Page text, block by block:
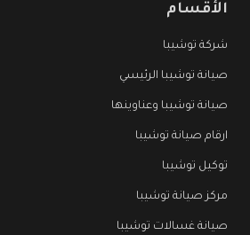
الأقسام
شركة توشيبا
صيانة توشيبا الرئيسي
صيانة توشيبا وعناوينها
ارقام صيانة توشيبا
توكيل توشيبا
مركز صيانة توشيبا
صيانة غسالات توشيبا